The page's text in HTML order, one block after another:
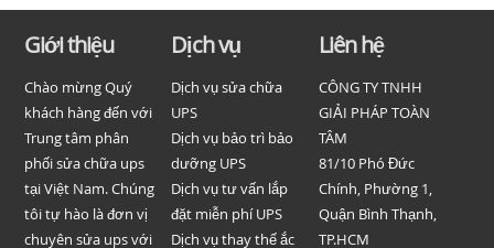
Giới thiệu
Chào mừng Quý
khách hàng đến với
Trung tâm phân
phối sửa chữa ups
tại Việt Nam. Chúng
tôi tự hào là đơn vị
chuyên sửa ups với
Dịch vụ
Dịch vụ sửa chữa
UPS
Dịch vụ bảo trì bảo
dưỡng UPS
Dịch vụ tư vấn lắp
đặt miễn phí UPS
Dịch vụ thay thế ắc
Liên hệ
CÔNG TY TNHH
GIẢI PHÁP TOÀN
TÂM
81/10 Phó Đức
Chính, Phường 1,
Quận Bình Thạnh,
TP.HCM